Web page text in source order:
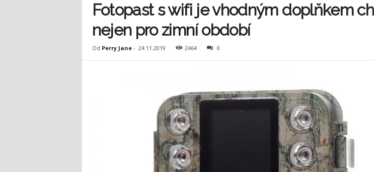
Fotopast s wifi je vhodným doplňkem
nejen pro zimní období
Od Perry Jane- 24.11.2019 2464 0